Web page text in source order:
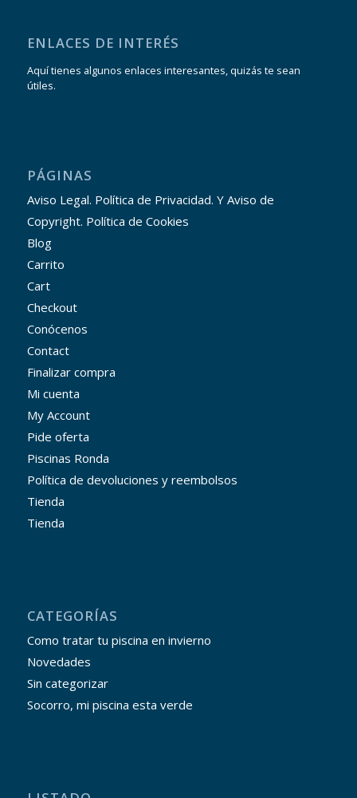
ENLACES DE INTERÉS
Aquí tienes algunos enlaces interesantes, quizás te sean
útiles.
PÁGINAS
Aviso Legal. Política de Privacidad. Y Aviso de
Copyright. Política de Cookies
Blog
Carrito
Cart
Checkout
Conócenos
Contact
Finalizar compra
Mi cuenta
My Account
Pide oferta
Piscinas Ronda
Política de devoluciones y reembolsos
Tienda
Tienda
CATEGORÍAS
Como tratar tu piscina en invierno
Novedades
Sin categorizar
Socorro, mi piscina esta verde